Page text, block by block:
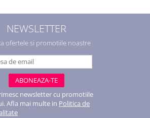
NEWSLETTER
ofertele si promotiile noastre
newsletter cu promotiile
Afla mai multe in Politica de